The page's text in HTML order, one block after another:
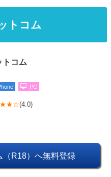
トコム
トコム
PC
(4.0)
（R18）へ無料登録